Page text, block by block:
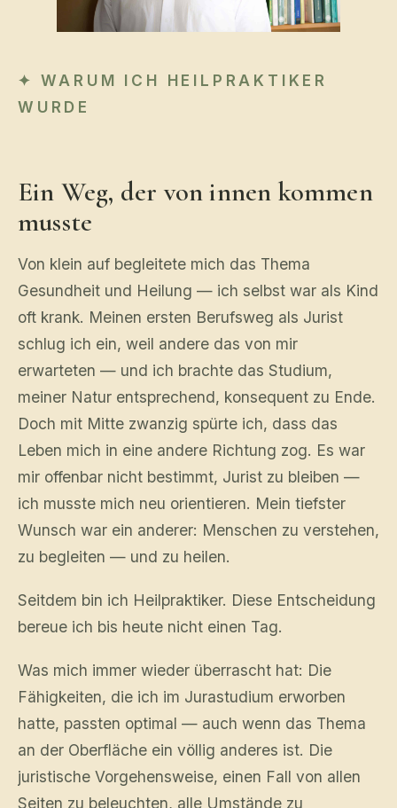
WARUM ICH HEILPRAKTIKER
WURDE
Ein Weg, der von innen kommen
musste
Von klein auf begleitete mich das Thema
Gesundheit und Heilung — ich selbst war als Kind
oft krank. Meinen ersten Berufsweg als Jurist
schlug ich ein, weil andere das von mir
erwarteten — und ich brachte das Studium,
meiner Natur entsprechend, konsequent zu Ende.
Doch mit Mitte zwanzig spürte ich, dass das
Leben mich in eine andere Richtung zog. Es war
mir offenbar nicht bestimmt, Jurist zu bleiben —
ich musste mich neu orientieren. Mein tiefster
Wunsch war ein anderer: Menschen zu verstehen,
zu begleiten — und zu heilen.
Seitdem bin ich Heilpraktiker. Diese Entscheidung
bereue ich bis heute nicht einen Tag.
Was mich immer wieder überrascht hat: Die
Fähigkeiten, die ich im Jurastudium erworben
hatte, passten optimal — auch wenn das Thema
an der Oberfläche ein völlig anderes ist. Die
juristische Vorgehensweise, einen Fall von allen
Seiten zu beleuchten, alle Umstände zu